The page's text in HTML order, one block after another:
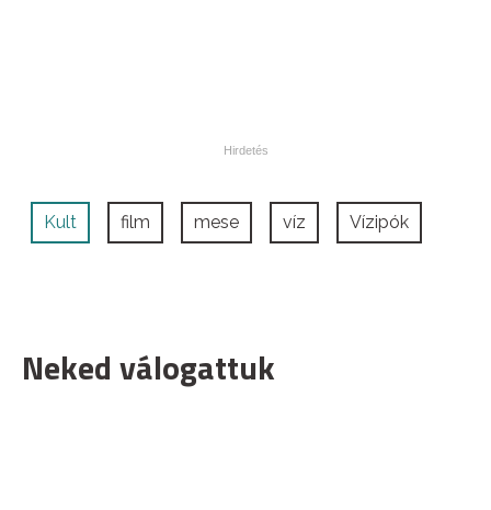
Kult film mese víz Vízipók
Neked válogattuk